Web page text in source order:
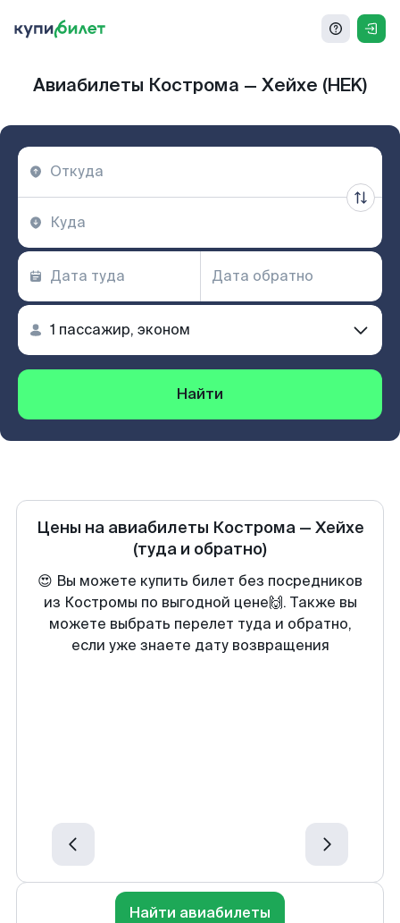
Авиабилеты Кострома — Хейхе (HEK)
Найти
Цены на авиабилеты Кострома— Хейхе
(туда и обратно)
😍 Вы можете купить билет без посредников
из Костромы по выгодной цене🙌. Также вы
можете выбрать перелет туда и обратно,
если уже знаете дату возвращения
Найти авиабилеты